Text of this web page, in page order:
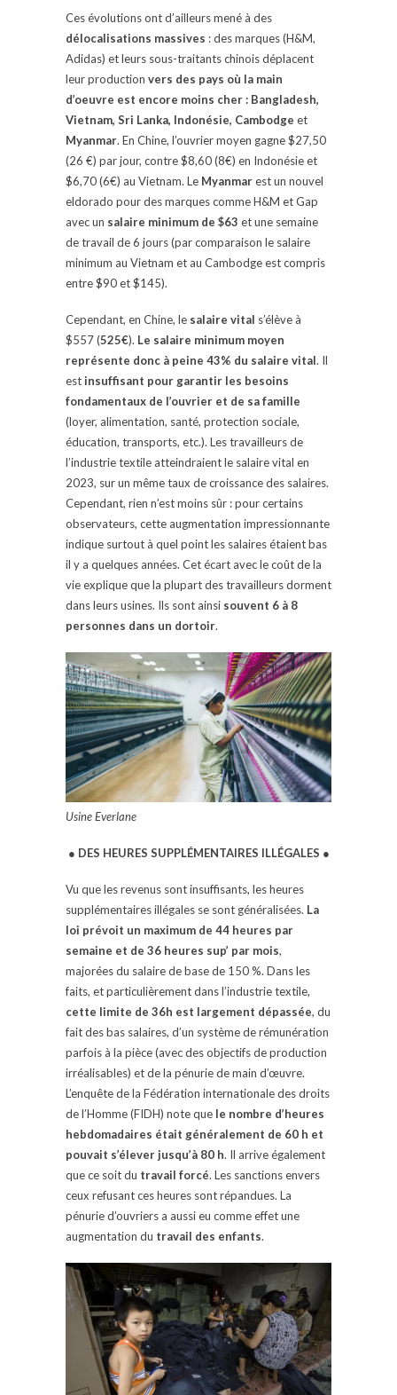
Ces évolutions ont d’ailleurs mené à des
délocalisations massives : des marques (H&M,
Adidas) et leurs sous-traitants chinois déplacent
leur production vers des pays où la main
d’oeuvre est encore moins cher : Bangladesh,
Vietnam, Sri Lanka, Indonésie, Cambodge et
Myanmar. En Chine, l’ouvrier moyen gagne $27,50
(26 €) par jour, contre $8,60 (8€) en Indonésie et
$6,70 (6€) au Vietnam. Le Myanmarest un nouvel
eldorado pour des marques comme H&M et Gap
avec un salaire minimum de $63 et une semaine
de travail de 6 jours (par comparaison le salaire
minimum au Vietnam et au Cambodge est compris
entre $90 et $145).
Cependant, en Chine, le salaire vital s’élève à
$557 (525€). Le salaire minimum moyen
représente donc à peine 43% du salaire vital. Il
est insuffisant pour garantir les besoins
fondamentaux de l’ouvrier et de sa famille
(loyer, alimentation, santé, protection sociale,
éducation, transports, etc.). Les travailleurs de
l’industrie textile atteindraient le salaire vital en
2023, sur un même taux de croissance des salaires.
Cependant, rien n’est moins sûr : pour certains
observateurs, cette augmentation impressionnante
indique surtout à quel point les salaires étaient bas
il y a quelques années. Cet écart avec le coût de la
vie explique que la plupart des travailleurs dorment
dans leurs usines. Ils sont ainsi souvent 6 à 8
personnes dans un dortoir.
Usine Everlane
● DES HEURES SUPPLÉMENTAIRES ILLÉGALES ●
Vu que les revenus sont insuffisants, les heures
supplémentaires illégales se sont généralisées. La
loi prévoit un maximum de 44 heures par
semaine et de 36 heures sup’ par mois,
majorées du salaire de base de 150 %. Dans les
faits, et particulièrement dans l’industrie textile,
cette limite de 36h est largement dépassée, du
fait des bas salaires, d’un système de rémunération
parfois à la pièce (avec des objectifs de production
irréalisables) et de la pénurie de main d’œuvre.
L’enquête de la Fédération internationale des droits
de l’Homme (FIDH) note que le nombre d’heures
hebdomadaires était généralement de 60 h et
pouvait s’élever jusqu’à 80 h. Il arrive également
que ce soit du travail forcé. Les sanctions envers
ceux refusant ces heures sont répandues. La
pénurie d’ouvriers a aussi eu comme effet une
augmentation du travail des enfants.